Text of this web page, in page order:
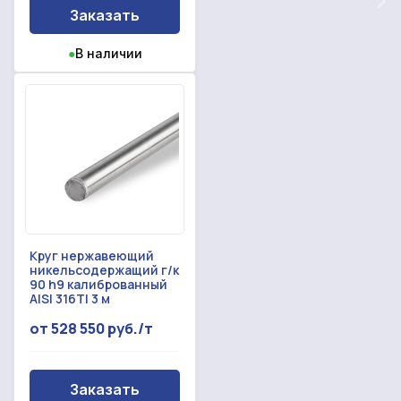
Заказать
●В наличии
Круг нержавеющий
никельсодержащий г/к
90 h9 калиброванный
AISI 316TI 3 м
от 528 550 руб./т
Заказать
Прикрепить смету на расчет
Отправить запрос
Даю согласие на
Заказать звонок
Даю согласие на
спасибо!
С вами свяжется наш менеджер.
Форма не отправлена!
Произошла ошибка.